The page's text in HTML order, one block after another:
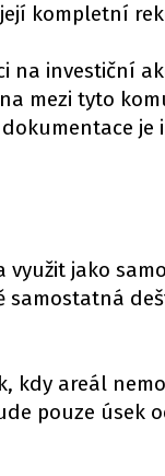
kompletní
na investiční
mezi tyto
je
využit jako
samostatná
kdy areál
pouze úsek